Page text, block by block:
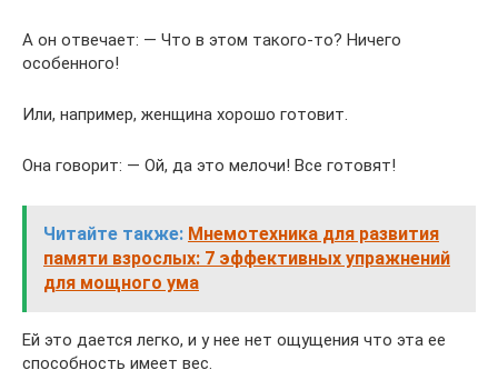
А он отвечает: — Что в этом такого-то? Ничего
особенного!
Или, например, женщина хорошо готовит.
Она говорит: — Ой, да это мелочи! Все готовят!
Читайте также: Мнемотехника для развития
памяти взрослых: 7 эффективных упражнений
для мощного ума
Ей это дается легко, и у нее нет ощущения что эта ее
способность имеет вес.